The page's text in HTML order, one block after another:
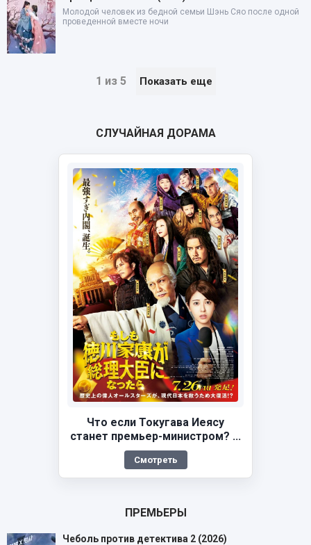
Молодой человек из бедной семьи Шэнь Сяо после одной
проведенной вместе ночи
1 из 5 Показать еще
СЛУЧАЙНАЯ ДОРАМА
Что если Токугава Иеясу
станет премьер-министром? ...
Смотреть
ПРЕМЬЕРЫ
Чеболь против детектива 2 (2026)